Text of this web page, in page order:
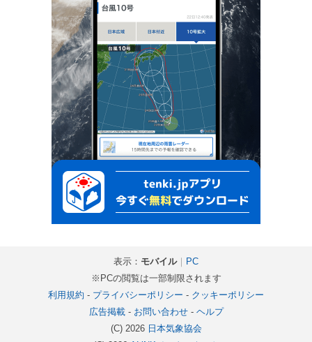
表示： モバイル｜ PC
※PCの閲覧は一部制限されます
利用規約 - プライバシーポリシー - クッキーポリシー
広告掲載- お問い合わせ- ヘルプ
(C) 2026 日本気象協会